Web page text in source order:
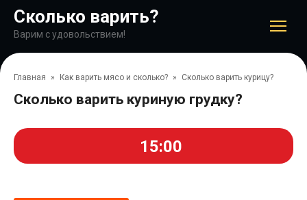
контенту
Сколько варить?
Варим с удовольствием!
Главная » Как варить мясо и сколько? » Сколько варить курицу?
Сколько варить куриную грудку?
15:00